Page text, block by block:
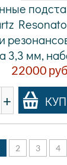
3,3 мм,
22000
+
2 3 4